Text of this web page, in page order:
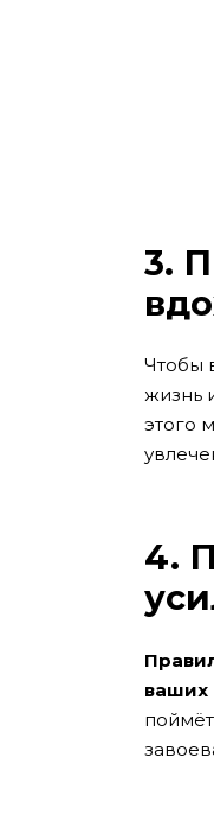
3.
Чтобы
жизнь
этого
4.
ваших